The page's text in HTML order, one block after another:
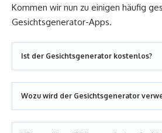
Kommen wir nun zu einigen häufig
Gesichtsgenerator-Apps.
Ist der Gesichtsgenerator kostenlos?
Wozu wird der Gesichtsgenerator